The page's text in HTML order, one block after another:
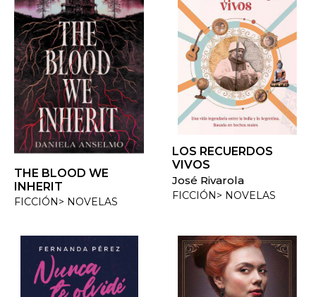
THE BLOOD WE
INHERIT
FICCIÓN> NOVELAS
LOS RECUERDOS
VIVOS
José Rivarola
FICCIÓN> NOVELAS